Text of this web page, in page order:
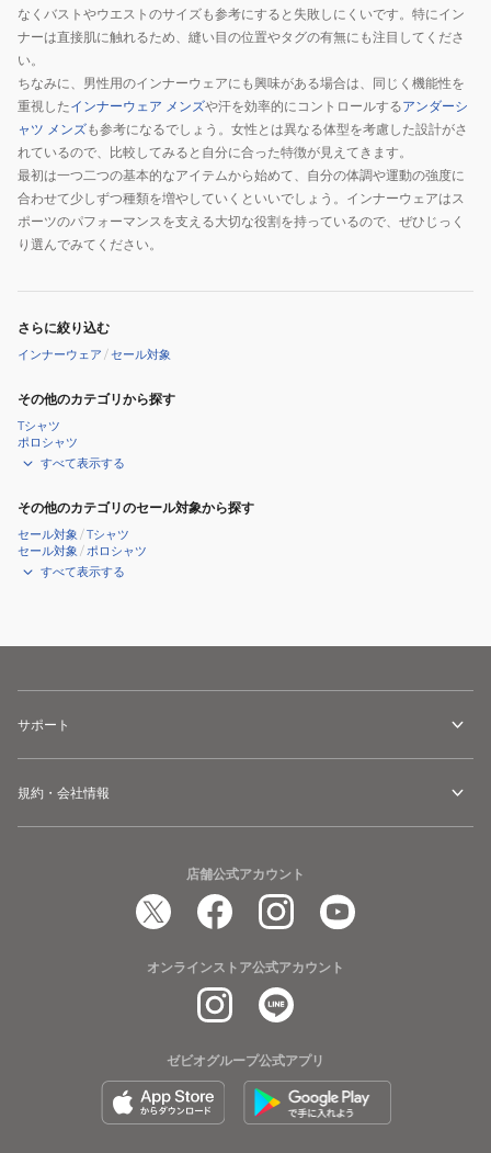
なくバストやウエストのサイズも参考にすると失敗しにくいです。特にイン
ナーは直接肌に触れるため、縫い目の位置やタグの有無にも注目してくださ
い。
ちなみに、男性用のインナーウェアにも興味がある場合は、同じく機能性を
重視したインナーウェア メンズや汗を効率的にコントロールするアンダーシ
ャツ メンズも参考になるでしょう。女性とは異なる体型を考慮した設計がさ
れているので、比較してみると自分に合った特徴が見えてきます。
最初は一つ二つの基本的なアイテムから始めて、自分の体調や運動の強度に
合わせて少しずつ種類を増やしていくといいでしょう。インナーウェアはス
ポーツのパフォーマンスを支える大切な役割を持っているので、ぜひじっく
り選んでみてください。
さらに絞り込む
インナーウェア /セール対象
その他のカテゴリから探す
Tシャツ
ポロシャツ
すべて表示する
その他のカテゴリのセール対象から探す
セール対象 /Tシャツ
セール対象 /ポロシャツ
すべて表示する
サポート
規約・会社情報
店舗公式アカウント
オンラインストア公式アカウント
ゼビオグループ公式アプリ